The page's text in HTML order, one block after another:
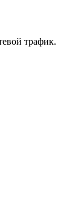
трафик.